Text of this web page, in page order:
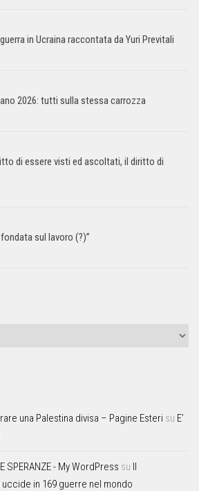
in Ucraina raccontata da Yuri Previtali
2026: tutti sulla stessa carrozza
di essere visti ed ascoltati, il diritto di
sul lavoro (?)”
una Palestina divisa – Pagine Esteri su E’
SPERANZE - My WordPress su Il
in 169 guerre nel mondo